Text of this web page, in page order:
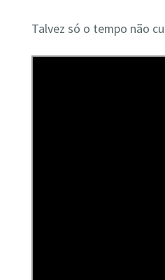
Talvez só o tempo não